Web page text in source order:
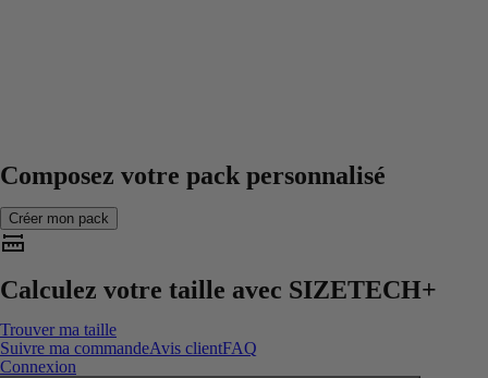
Composez votre pack personnalisé
Créer mon pack
Calculez votre taille avec SIZETECH+
Trouver ma taille
Suivre ma commandeAvis clientFAQ
Connexion